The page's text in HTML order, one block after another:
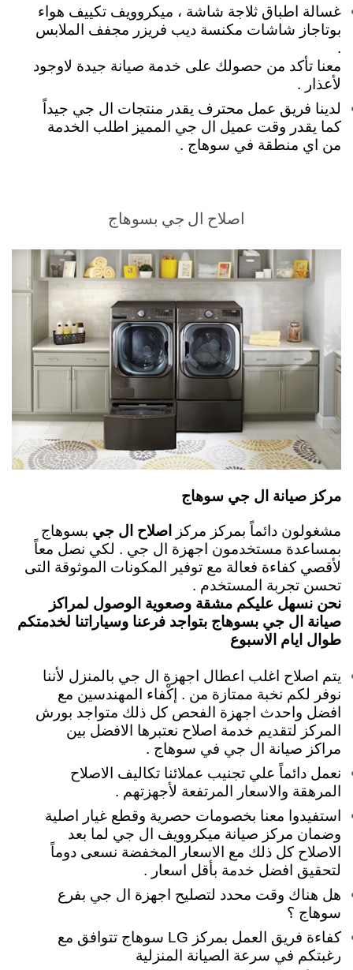
غسالة اطباق ثلاجة شاشة ، ميكروويف تكييف هواء
بوتاجاز شاشات مكنسة ديب فريزر مجفف الملابس
.
معنا تأكد من حصولك على خدمة صيانة جيدة لاوجود
لأعذار .
لدينا فريق عمل محترف يقدر منتجات ال جي جيداً
كما يقدر وقت عميل ال جي المميز اطلب الخدمة
من اي منطقة في سوهاج .
اصلاح ال جي بسوهاج
مركز صيانة ال جي سوهاج
مشغولون دائماً بمركز مركز اصلاح ال جي بسوهاج
بمساعدة مستخدمون اجهزة ال جي . لكي نصل معاً
لأقصي كفاءة فعالة مع توفير المكونات الموثوقة التى
تحسن تجربة المستخدم .
نحن نسهل عليكم مشقة وصعوية الوصول لمراكز
صيانة ال جي بسوهاج بتواجد فرعنا وسياراتنا لخدمتكم
طوال ايام الاسبوع
يتم اصلاح اغلب اعطال اجهزة ال جي بالمنزل لأننا
نوفر لكم نخبة ممتازة من . إكْفاء المهندسين مع
افضل واحدث اجهزة الفحص كل ذلك متواجد بورش
المركز لتقديم خدمة اصلاح نعتبرها الافضل بين
مراكز صيانة ال جي في سوهاج .
نعمل دائماً علي تجنيب عملائنا تكاليف الاصلاح
المرهقة والاسعار المرتفعة لأجهزتهم .
استفيدوا معنا بخصومات حصرية وقطع غيار اصلية
وضمان مركز صيانة ميكروويف ال جي لما بعد
الاصلاح كل ذلك مع الاسعار المخفضة نسعى دوماً
لتحقيق افضل خدمة بأقل اسعار .
هل هناك وقت محدد لتصليح اجهزة ال جي بفرع
سوهاج ؟
كفاءة فريق العمل بمركز LG سوهاج تتوافق مع
رغبتكم في سرعة الصيانة المنزلية